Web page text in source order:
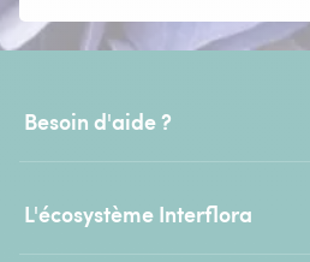
Besoin d'aide ?
L'écosystème Interflora